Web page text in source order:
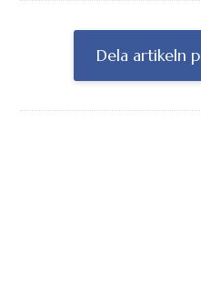
Dela artikeln